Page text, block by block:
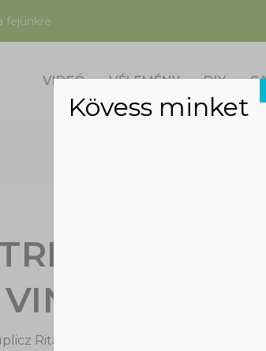
fejünkre
VIDEÓ VÉLEMÉNY DIY
ZÖLD,
Rita
Kövess minket